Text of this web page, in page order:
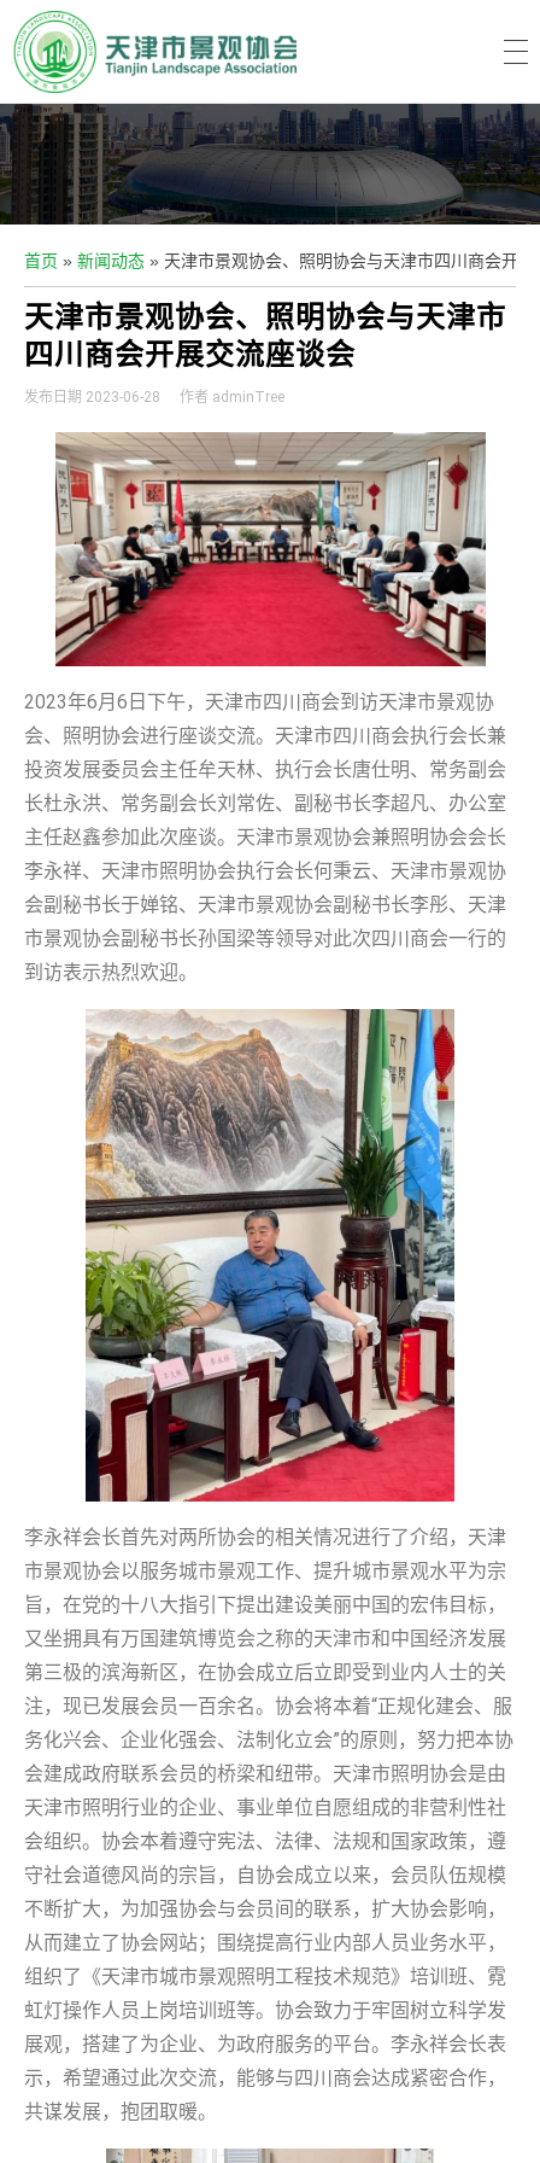
天津市景观协会
Tianjin Lanscape Association
首页 » 新闻动态 » 天津市景观协会、照明协会与天津市四川商会开
天津市景观协会、照明协会与天津市
四川商会开展交流座谈会
发布日期 2023-06-28 作者 adminTree
2023年6月6日下午，天津市四川商会到访天津市景观协
会、照明协会进行座谈交流。天津市四川商会执行会长兼
投资发展委员会主任牟天林、执行会长唐仕明、常务副会
长杜永洪、常务副会长刘常佐、副秘书长李超凡、办公室
主任赵鑫参加此次座谈。天津市景观协会兼照明协会会长
李永祥、天津市照明协会执行会长何秉云、天津市景观协
会副秘书长于婵铭、天津市景观协会副秘书长李彤、天津
市景观协会副秘书长孙国梁等领导对此次四川商会一行的
到访表示热烈欢迎。
李永祥会长首先对两所协会的相关情况进行了介绍，天津
市景观协会以服务城市景观工作、提升城市景观水平为宗
旨，在党的十八大指引下提出建设美丽中国的宏伟目标，
又坐拥具有万国建筑博览会之称的天津市和中国经济发展
第三极的滨海新区，在协会成立后立即受到业内人士的关
注，现已发展会员一百余名。协会将本着“正规化建会、服
务化兴会、企业化强会、法制化立会”的原则，努力把本协
会建成政府联系会员的桥梁和纽带。天津市照明协会是由
天津市照明行业的企业、事业单位自愿组成的非营利性社
会组织。协会本着遵守宪法、法律、法规和国家政策，遵
守社会道德风尚的宗旨，自协会成立以来，会员队伍规模
不断扩大，为加强协会与会员间的联系，扩大协会影响，
从而建立了协会网站；围绕提高行业内部人员业务水平，
组织了《天津市城市景观照明工程技术规范》培训班、霓
虹灯操作人员上岗培训班等。协会致力于牢固树立科学发
展观，搭建了为企业、为政府服务的平台。李永祥会长表
示，希望通过此次交流，能够与四川商会达成紧密合作，
共谋发展，抱团取暖。